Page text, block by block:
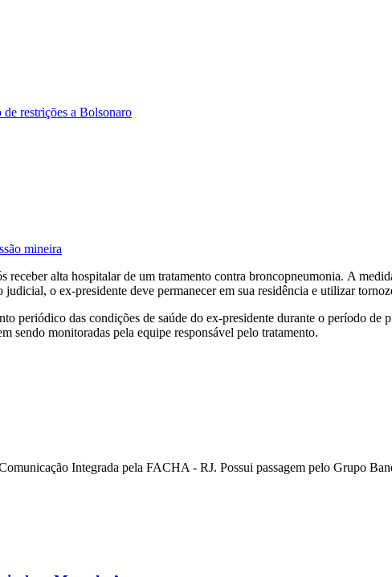
restrições a Bolsonaro
mineira
receber alta hospitalar de um tratamento contra broncopneumonia. A
o ex-presidente deve permanecer em sua residência e utilizar
periódico das condições de saúde do ex-presidente durante o período
sendo monitoradas pela equipe responsável pelo tratamento.
Integrada pela FACHA - RJ. Possui passagem pelo Grupo